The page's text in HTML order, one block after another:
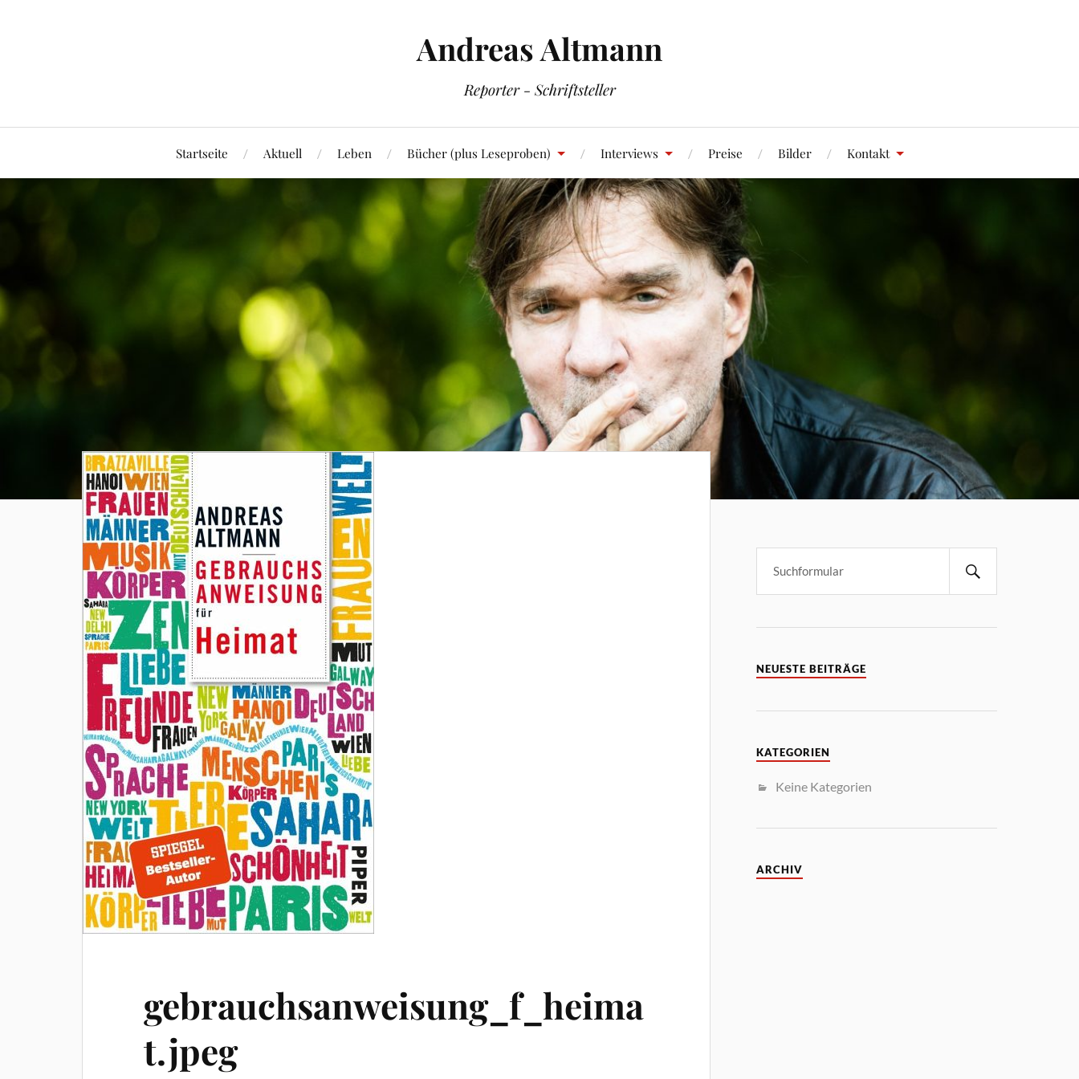
Andreas Altmann
Reporter - Schriftsteller
Startseite Aktuell Leben Bücher (plus Leseproben) Interviews Preise Bilder Kontakt
gebrauchsanweisung_f_heima
t.jpeg
NEUESTE BEITRÄGE
KATEGORIEN
Keine Kategorien
ARCHIV